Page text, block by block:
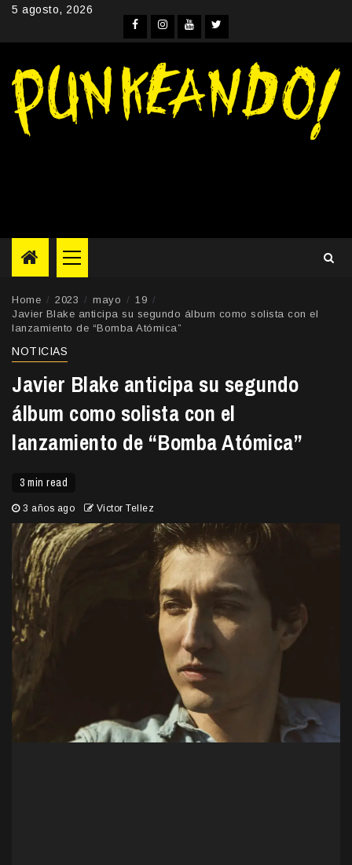
Skip5 agosto, 2026
Facebook
Instagram
YouTube
Twitter
Primary
Menu
Home 2023 mayo
19
Javier Blake anticipa su segundo álbum como solista con el
lanzamiento de “Bomba Atómica”
NOTICIAS
Javier Blake anticipa su segundo
álbum como solista con el
lanzamiento de “Bomba Atómica”
3 min read
3 años ago Victor Tellez